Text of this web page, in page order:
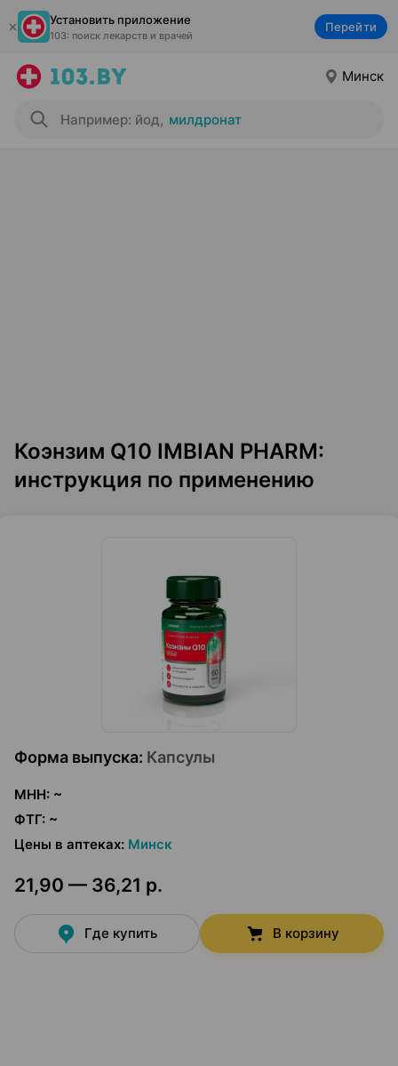
Установить приложение
103: поиск лекарств и врачей
Перейти
Минск
Например: йод, милдронат
Коэнзим Q10 IMBIAN PHARM:
инструкция по применению
Форма выпуска: Капсулы
МНН: ~
ФТГ: ~
Цены в аптеках: Минск
21,90 — 36,21 р.
Где купить В корзину